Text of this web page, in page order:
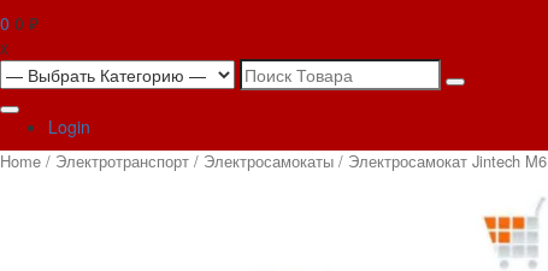
0 0 ₽
x
Search
for:
Login
Home / Электротранспорт / Электросамокаты / Электросамокат Jintech M6